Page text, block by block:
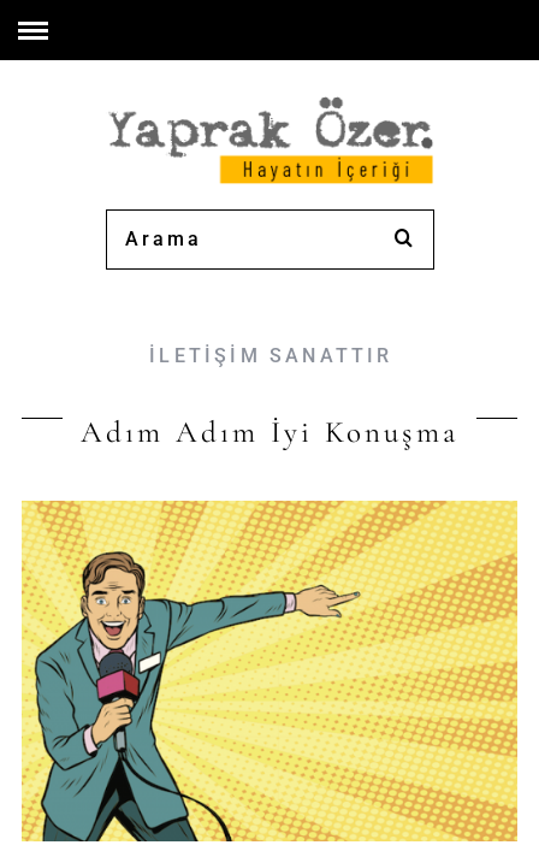
İLETİŞİM SANATTIR
Adım Adım İyi Konuşma